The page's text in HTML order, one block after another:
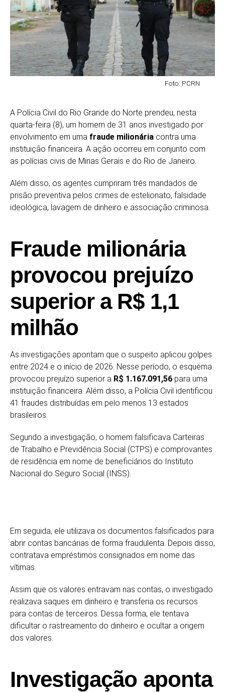
Foto: PCRN
A Polícia Civil do Rio Grande do Norte prendeu, nesta
quarta-feira (8), um homem de 31 anos investigado por
envolvimento em uma fraude milionária contra uma
instituição financeira. A ação ocorreu em conjunto com
as polícias civis de Minas Gerais e do Rio de Janeiro.
Além disso, os agentes cumpriram três mandados de
prisão preventiva pelos crimes de estelionato, falsidade
ideológica, lavagem de dinheiro e associação criminosa.
Fraude milionária
provocou prejuízo
superior a R$ 1,1
milhão
As investigações apontam que o suspeito aplicou golpes
entre 2024 e o início de 2026. Nesse período, o esquema
provocou prejuízo superior a R$ 1.167.091,56 para uma
instituição financeira. Além disso, a Polícia Civil identificou
41 fraudes distribuídas em pelo menos 13 estados
brasileiros.
Segundo a investigação, o homem falsificava Carteiras
de Trabalho e Previdência Social (CTPS) e comprovantes
de residência em nome de beneficiários do Instituto
Nacional do Seguro Social (INSS).
Em seguida, ele utilizava os documentos falsificados para
abrir contas bancárias de forma fraudulenta. Depois disso,
contratava empréstimos consignados em nome das
vítimas.
Assim que os valores entravam nas contas, o investigado
realizava saques em dinheiro e transferia os recursos
para contas de terceiros. Dessa forma, ele tentava
dificultar o rastreamento do dinheiro e ocultar a origem
dos valores.
Investigação aponta